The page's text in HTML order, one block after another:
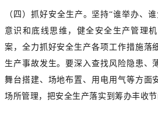
（四）抓好安全生产。坚持“谁举办、
意识和底线思维，健全安全生产管理
案，全力抓好安全生产各项工作措施落
生产事故发生。要深入查找风险隐患、
舞台搭建、场地布置、用电用气等方面
场所管理，把安全生产落实到筹办丰收节